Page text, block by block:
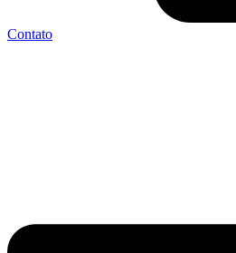
Contato